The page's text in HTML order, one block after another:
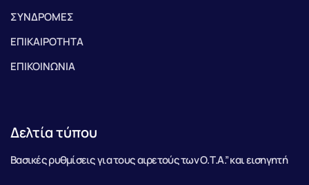
ΣΥΝΔΡΟΜΕΣ
ΕΠΙΚΑΙΡΟΤΗΤΑ
ΕΠΙΚΟΙΝΩΝΙΑ
Δελτία τύπου
Βασικές ρυθμίσεις για τους αιρετούς των Ο.Τ.Α.” και εισηγητή